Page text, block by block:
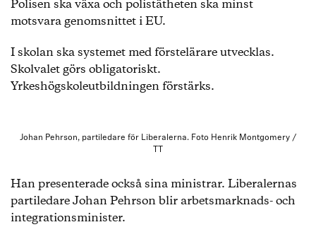
Polisen ska växa och polistätheten ska minst
motsvara genomsnittet i EU.
I skolan ska systemet med förstelärare utvecklas.
Skolvalet görs obligatoriskt.
Yrkeshögskoleutbildningen förstärks.
Johan Pehrson, partiledare för Liberalerna. Foto Henrik Montgomery /
Han presenterade också sina ministrar. Liberalernas
partiledare Johan Pehrson blir arbetsmarknads- och
integrationsminister.